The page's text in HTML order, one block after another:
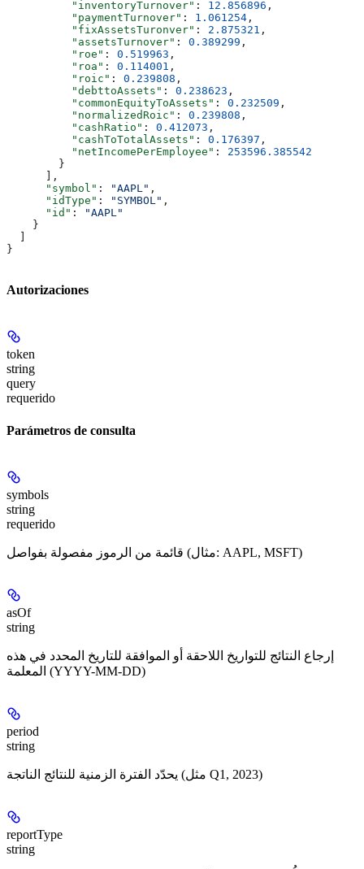
          "inventoryTurnover"
: 12.856896 ,
          "paymentTurnover"
: 1.061254 ,
          "fixAssetsTuronver"
: 2.875321 ,
          "assetsTurnover"
: 0.389299 ,
          "roe"
: 0.519963 ,
          "roa"
: 0.114001 ,
          "roic"
: 0.239808 ,
          "debttoAssets"
: 0.238623 ,
          "commonEquityToAssets"
: 0.232509 ,
          "normalizedRoic"
: 0.239808 ,
          "cashRatio"
: 0.412073 ,
          "cashToTotalAssets"
: 0.176397 ,
          "netIncomePerEmployee"
: 253596.385542
        }
      ],
      "symbol"
: "AAPL" ,
      "idType"
: "SYMBOL" ,
      "id"
:
"AAPL"
    }
}
Autorizaciones
token
string
query
requerido
Parámetros de consulta
symbols
string
requerido
قائمة من الرموز مفصولة بفواصل (مثال: AAPL, MSFT)
asOf
string
إرجاع النتائج للتواريخ اللاحقة أو الموافقة للتاريخ المحدد في هذه
المعلمة (YYYY-MM-DD)
period
string
يحدّد الفترة الزمنية للنتائج الناتجة (مثل Q1, 2023)
reportType
string